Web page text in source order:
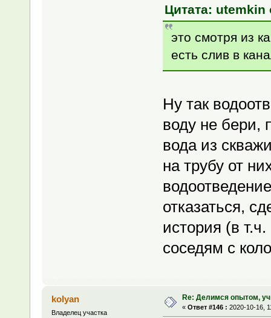
Цитата: utemkin
это смотря из
есть слив в
Ну так
воду не бери,
вода из
на трубу от
отказаться,
история (в
соседям с
kolyan
Владелец участка
Re: Делимся опытом,
« Ответ #146 : 2020-10-16,